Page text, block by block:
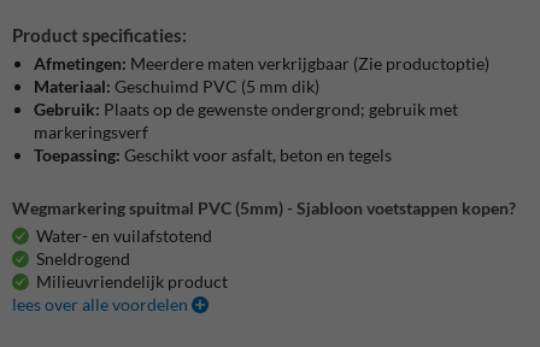
Product specificaties:
Afmetingen: Meerdere maten verkrijgbaar (Zie productoptie)
Materiaal: Geschuimd PVC (5 mm dik)
Gebruik: Plaats op de gewenste ondergrond; gebruik met
markeringsverf
Toepassing: Geschikt voor asfalt, beton en tegels
Wegmarkering spuitmal PVC (5mm) - Sjabloon voetstappen kopen?
Water- en vuilafstotend
Sneldrogend
Milieuvriendelijk product
lees over alle voordelen